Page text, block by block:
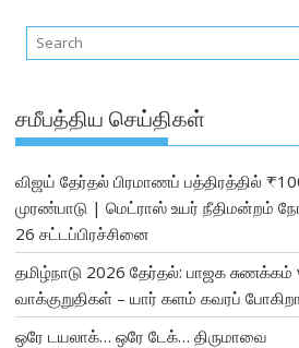
சமீபத்திய செய்திகள்
விஜய் தேர்தல் பிரமாணப் பத்திரத்தில்
முரண்பாடு | மெட்ராஸ் உயர் நீதிமன்றம்
26 சட்டப்பிரச்சினை
தமிழ்நாடு 2026 தேர்தல்: பாஜக சுணக்கம்
வாக்குறுதிகள் – யார் களம் கவரப்
ஒரே டயலாக்… ஒரே டேக்… திருமாவை